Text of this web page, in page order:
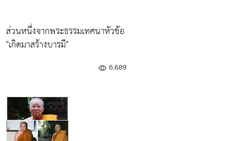
ส่วนหนึ่งจากพระธรรมเทศนาหัวข้อ
"เกิดมาสร้างบารมี"
6,689